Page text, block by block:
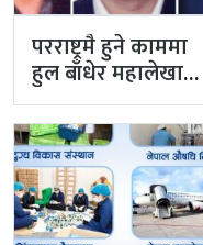
परराष्ट्रमै हुने काममा
हुल बाँधेर महालेखा
नियन्त्रक कार्यालयको
टोली मिसन…